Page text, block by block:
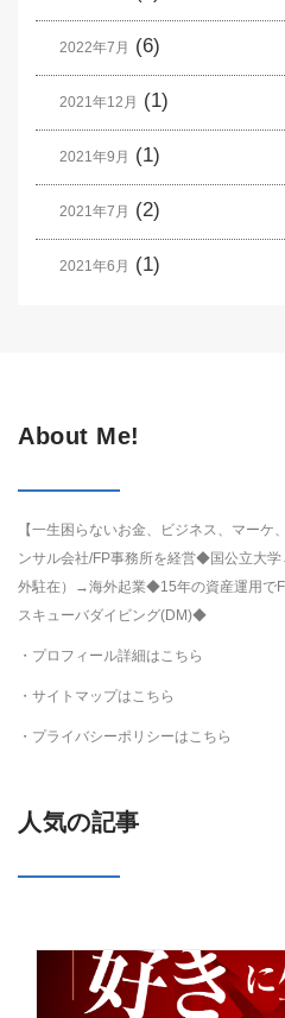
2022年7月 (6)
2021年12月 (1)
2021年9月 (1)
2021年7月 (2)
2021年6月 (1)
About Me!
【一生困らないお金、ビジネス、マーケ
ンサル会社/FP事務所を経営◆国公立大
外駐在）→海外起業◆15年の資産運用で
スキューバダイビング(DM)◆
・プロフィール詳細はこちら
・サイトマップはこちら
・プライバシーポリシーはこちら
人気の記事